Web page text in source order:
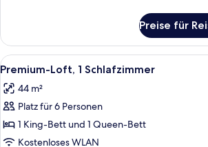
Loft
(Suite)
Preise für
Alle
Fotos
für
Premium-
Loft,
1
Ein
12
Premium-Loft, 1 Schlafzimmer
44 m²
Platz für 6 Personen
1 King-Bett und 1 Queen-Bett
Kostenloses WLAN